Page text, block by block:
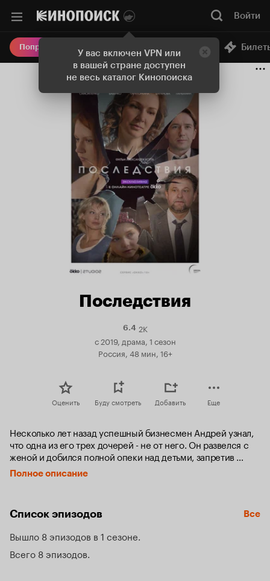
У вас включен VPN или
в вашей стране доступен
не весь каталог Кинопоиска
Войти
Попробовать Плюс Онлайн-кинотеатр
Последствия
6.4Рейтинг
Кинопоиска
2K
с 2019, драма, 1 сезон
Россия, 48 мин, 16+
Оценить Буду смотреть Добавить Еще
Несколько лет назад успешный бизнесмен Андрей узнал,
что одна из его трех дочерей - не от него. Он развелся с
женой и добился полной опеки над детьми, запретив
бывшей жене приближаться к ним. Все шло хорошо, пока
однажды Андрею не поставили страшный диагноз: у него
смерти некому будет о них позаботиться. Андрей делает
встречает бывшую жену и понимает, что по-прежнему ее
любит.
Полное описание
Список эпизодов Все
Вышло 8 эпизодов в 1 сезоне
Всего 8 эпизодов